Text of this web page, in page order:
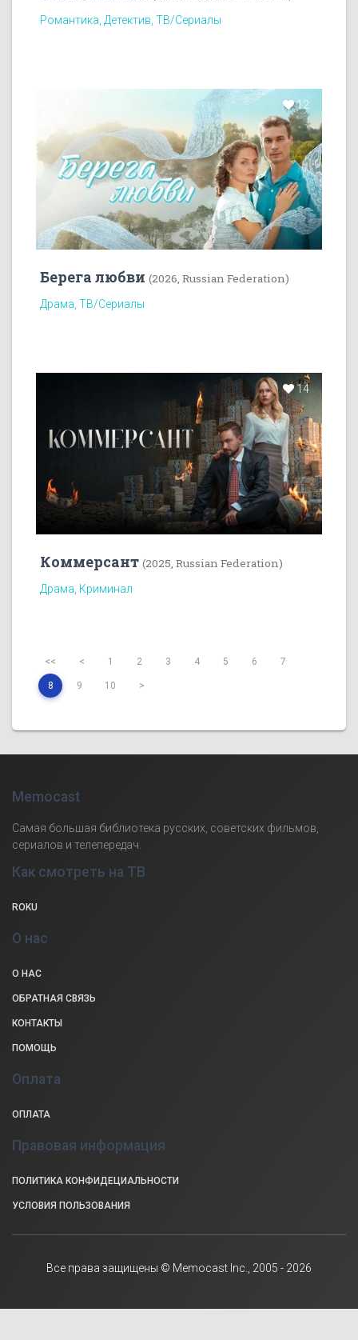
Романтика, Детектив, ТВ/Сериалы
12
Берега любви (2026, Russian Federation)
Драма, ТВ/Сериалы
14
Коммерсант (2025, Russian Federation)
Драма, Криминал
<< < 1 2 3 4 5 6 7
8 9 10 >
Memocast
Самая большая библиотека русских, советских фильмов,
сериалов и телепередач.
Как смотреть на ТВ
ROKU
О нас
О НАС
ОБРАТНАЯ СВЯЗЬ
КОНТАКТЫ
ПОМОЩЬ
Оплата
ОПЛАТА
Правовая информация
ПОЛИТИКА КОНФИДЕЦИАЛЬНОСТИ
УСЛОВИЯ ПОЛЬЗОВАНИЯ
Все права защищены © Memocast Inc., 2005 - 2026